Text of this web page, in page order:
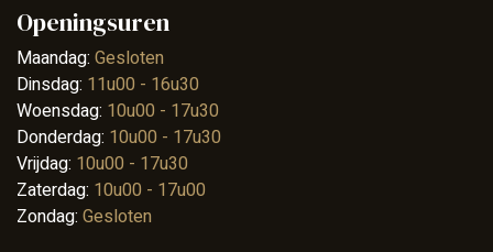
Openingsuren
Maandag: Gesloten
Dinsdag: 11u00 - 16u30
Woensdag: 10u00 - 17u30
Donderdag: 10u00 - 17u30
Vrijdag: 10u00 - 17u30
Zaterdag: 10u00 - 17u00
Zondag: Gesloten